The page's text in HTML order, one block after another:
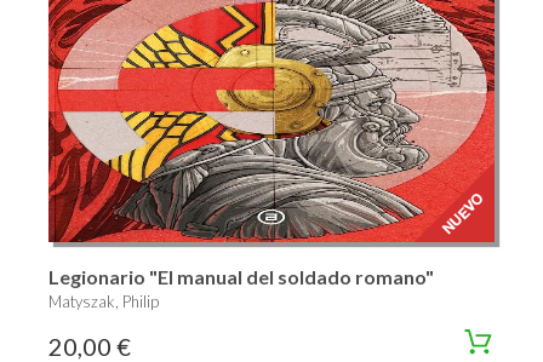
Legionario "El manual del soldado romano"
Matyszak, Philip
20,00 €